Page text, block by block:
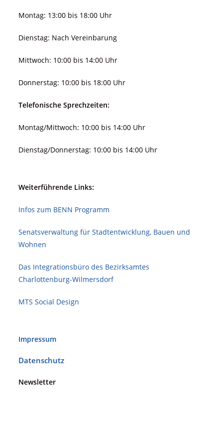
Montag: 13:00 bis 18:00 Uhr
Dienstag: Nach Vereinbarung
Mittwoch: 10:00 bis 14:00 Uhr
Donnerstag: 10:00 bis 18:00 Uhr
Telefonische Sprechzeiten:
Montag/Mittwoch: 10:00 bis 14:00 Uhr
Dienstag/Donnerstag: 10:00 bis 14:00 Uhr
Weiterführende Links:
Infos zum BENN Programm
Senatsverwaltung für Stadt­ent­wicklung, Bauen und
Wohnen
Das Integrationsbüro des Bezirksamtes
Charlottenburg-Wilmersdorf
MTS Social Design
Impressum
Datenschutz
Newsletter